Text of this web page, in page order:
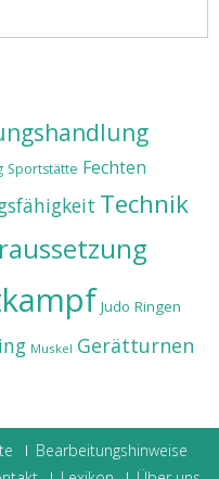
Sportstätte Fechten
Technik
Judo Ringen
Muskel Gerätturnen
Bearbeitungshinweise